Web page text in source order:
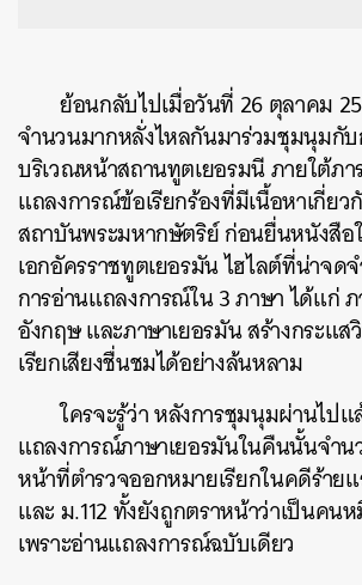
ย้อนกลับไปเมื่อวันที่ 26 ตุลาคม
จำนวนมากหลั่งไหลกันมาร่วมชุมนุมกั
บริเวณหน้าสถานทูตเยอรมนี ภายใต้ภ
แถลงการณ์ข้อเรียกร้องที่มีเนื้อหาเกี่ย
สถาบันพระมหากษัตริย์ ก่อนยื่นหนังสือ
เอกอัครราชทูตเยอรมันไฮไลต์ที่น่าจด
การอ่านแถลงการณ์ใน 3 ภาษา ได้แก่
อังกฤษ และภาษาเยอรมัน สร้างกระแ
เรียกเสียงชื่นชมได้อย่างล้นหลาม
ใครจะรู้ว่า หลังการชุมนุมผ่านไป
แถลงการณ์ภาษาเยอรมันในคืนนั้นจำน
หน้าที่ตำรวจออกหมายเรียกในคดีร้ายแ
และ ม.112 ทั้งยังถูกตราหน้าว่าเป็นคน
เพราะอ่านแถลงการณ์ฉบับเดียว